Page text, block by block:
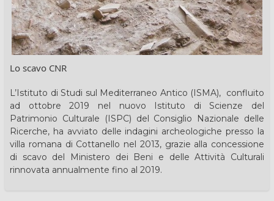
Lo scavo CNR
L’Istituto di Studi sul Mediterraneo Antico (ISMA), confluito
ad ottobre 2019 nel nuovo Istituto di Scienze del
Patrimonio Culturale (ISPC) del Consiglio Nazionale delle
Ricerche, ha avviato delle indagini archeologiche presso la
villa romana di Cottanello nel 2013, grazie alla concessione
di scavo del Ministero dei Beni e delle Attività Culturali
rinnovata annualmente fino al 2019.